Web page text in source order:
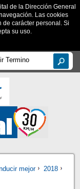
de la Dirección General
Las cookies
carácter personal. Si
su uso.
mejor
2018